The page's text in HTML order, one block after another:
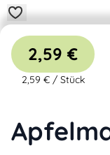
2,59 €
2,59 €/ Stück